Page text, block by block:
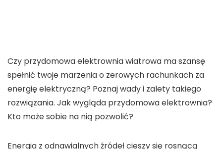
Czy przydomowa elektrownia wiatrowa ma szansę
spełnić twoje marzenia o zerowych rachunkach za
energię elektryczną? Poznaj wady i zalety takiego
rozwiązania. Jak wygląda przydomowa elektrownia?
Kto może sobie na nią pozwolić?
Energia z odnawialnych źródeł cieszy się rosnącą